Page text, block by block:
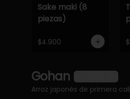
Sake maki (8
piezas)
$4.900
Gohan
Arroz japonés de primera